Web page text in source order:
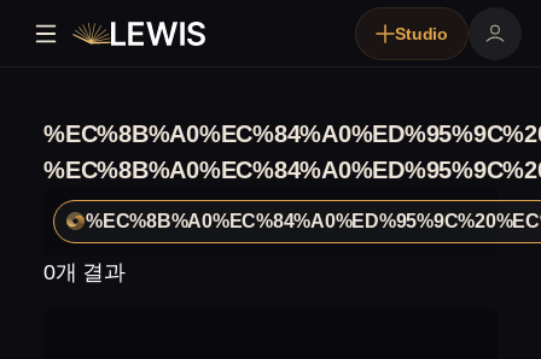
Studio
0개 결과